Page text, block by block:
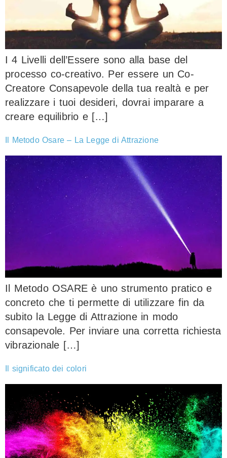
I 4 Livelli dell’Essere sono alla base del
processo co-creativo. Per essere un Co-
Creatore Consapevole della tua realtà e per
realizzare i tuoi desideri, dovrai imparare a
creare equilibrio e […]
Il Metodo Osare – La Legge di Attrazione
Il Metodo OSARE è uno strumento pratico e
concreto che ti permette di utilizzare fin da
subito la Legge di Attrazione in modo
consapevole. Per inviare una corretta richiesta
vibrazionale […]
Il significato dei colori